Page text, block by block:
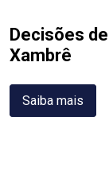
Decisões
Xambrê
Saiba mais